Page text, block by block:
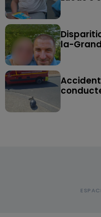
la-